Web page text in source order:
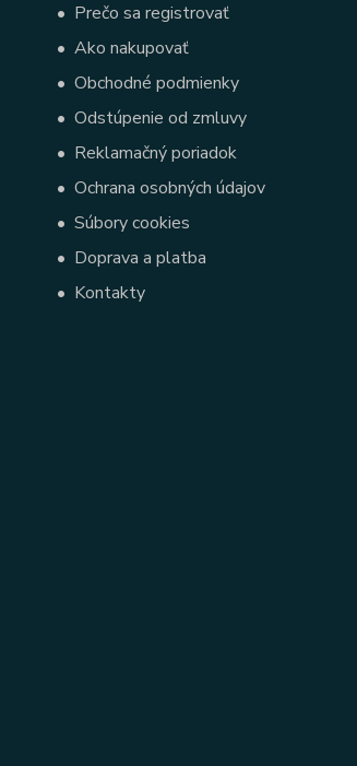
• Prečo sa registrovať
• Ako nakupovať
• Obchodné podmienky
• Odstúpenie od zmluvy
• Reklamačný poriadok
• Ochrana osobných údajov
• Súbory cookies
• Doprava a platba
• Kontakty